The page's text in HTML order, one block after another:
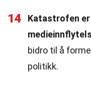
14
Katastrofen er
bidro til å
politikk.